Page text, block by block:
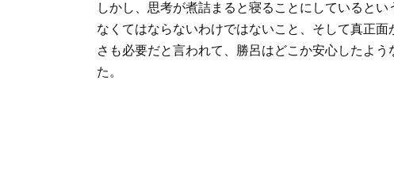
しかし、思考が煮詰まると寝ることにしていると
なくてはならないわけではないこと、そして真正
さも必要だと言われて、勝呂はどこか安心したよ
た。